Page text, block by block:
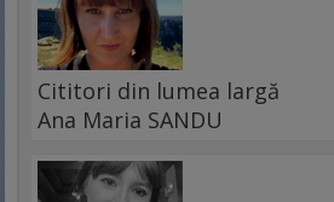
Cititori din lumea largă
Ana Maria SANDU